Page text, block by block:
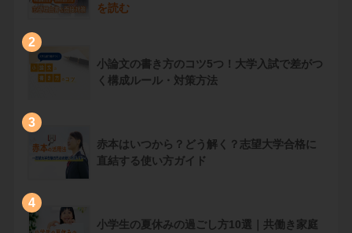
を読む
2
小論文の書き方のコツ5つ！大学入試で差がつ
く構成ルール・対策方法
3
赤本はいつから？どう解く？志望大学合格に
直結する使い方ガイド
4
小学生の夏休みの過ごし方10選｜共働き家庭